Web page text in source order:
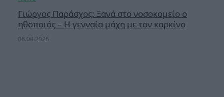
Γιώργος Παράσχος: Ξανά στο νοσοκομείο ο
ηθοποιός – Η γενναία μάχη με τον καρκίνο
06.08.2026